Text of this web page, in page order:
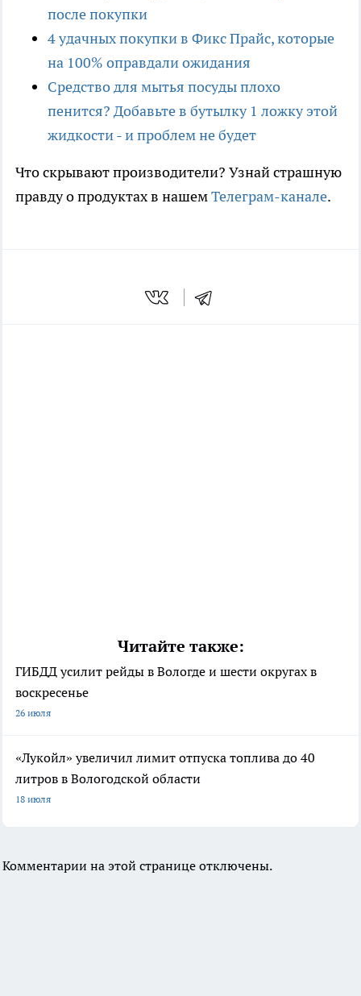
после покупки
4 удачных покупки в Фикс Прайс, которые
на 100% оправдали ожидания
Средство для мытья посуды плохо
пенится? Добавьте в бутылку 1 ложку этой
жидкости - и проблем не будет
Что скрывают производители? Узнай страшную
правду о продуктах в нашемТелеграм-канале.
Читайте также:
ГИБДД усилит рейды в Вологде и шести округах в
воскресенье
26 июля
«Лукойл» увеличил лимит отпуска топлива до 40
литров в Вологодской области
18 июля
Комментарии на этой странице отключены.